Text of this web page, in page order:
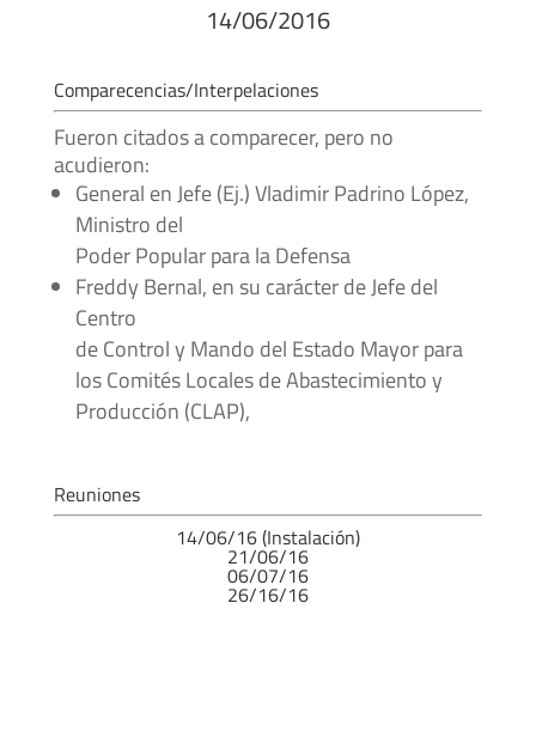
14/06/2016
Comparecencias/Interpelaciones
Fueron citados a comparecer, pero no
acudieron:
General en Jefe (Ej.) Vladimir Padrino López,
Ministro del
Poder Popular para la Defensa
Freddy Bernal, en su carácter de Jefe del
Centro
de Control y Mando del Estado Mayor para
los Comités Locales de Abastecimiento y
Producción (CLAP),
Reuniones
14/06/16 (Instalación)
21/06/16
06/07/16
26/16/16